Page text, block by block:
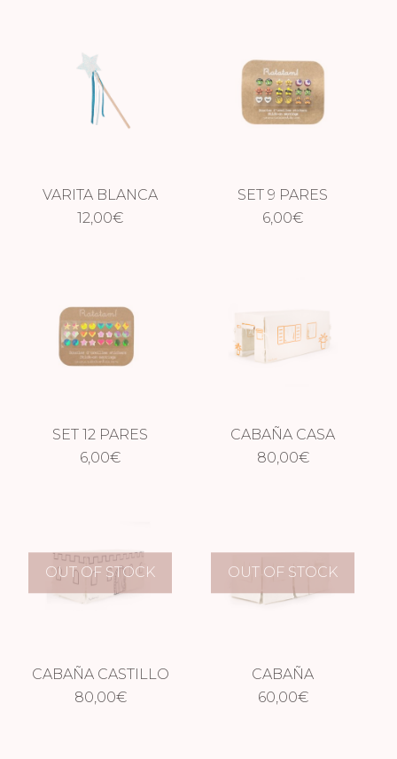
VARITA BLANCA
12,00€
SET 9 PARES
PENDIENTES
6,00€
SET 12 PARES
PENDIENTES
6,00€
CABAÑA CASA
80,00€
OUT OF STOCK
CABAÑA CASTILLO
80,00€
OUT OF STOCK
CABAÑA
COBERTIZO
60,00€